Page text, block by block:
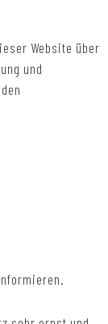
Website über
und